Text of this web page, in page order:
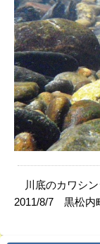
川底のカワシン
2011/8/7 黒松内